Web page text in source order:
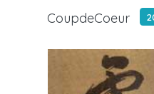
CoupdeCoeur